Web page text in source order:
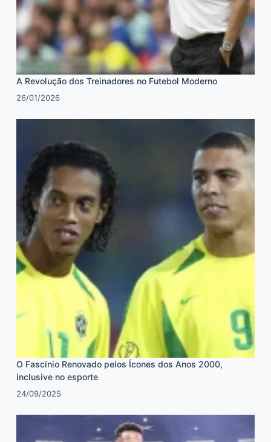
A Revolução dos Treinadores no Futebol Moderno
26/01/2026
O Fascínio Renovado pelos Ícones dos Anos 2000,
inclusive no esporte
24/09/2025